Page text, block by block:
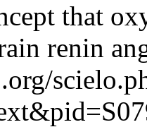
that
renin